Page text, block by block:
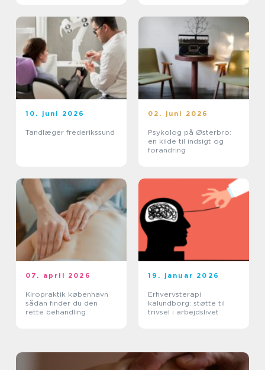
10. juni 2026
Tandlæger frederikssund
02. juni 2026
Psykolog på Østerbro:
en kilde til indsigt og
forandring
07. april 2026
Kiropraktik københavn
sådan finder du den
rette behandling
19. januar 2026
Erhvervsterapi
kalundborg: støtte til
trivsel i arbejdslivet